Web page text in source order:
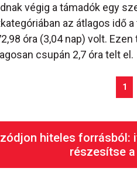
végig a támadók egy
az átlagos idő
óra (3,04 nap) volt.
csupán 2,7 óra telt el.
1
hiteles forrásból:
részesítse